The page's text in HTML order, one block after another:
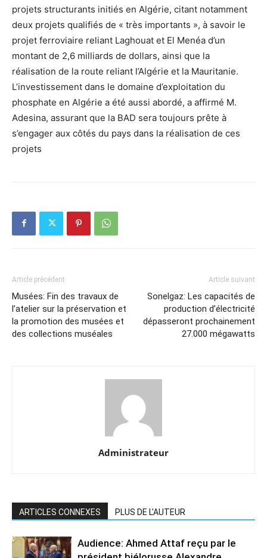
projets structurants initiés en Algérie, citant notamment
deux projets qualifiés de « très importants », à savoir le
projet ferroviaire reliant Laghouat et El Menéa d’un
montant de 2,6 milliards de dollars, ainsi que la
réalisation de la route reliant l’Algérie et la Mauritanie.
L’investissement dans le domaine d’exploitation du
phosphate en Algérie a été aussi abordé, a affirmé M.
Adesina, assurant que la BAD sera toujours prête à
s’engager aux côtés du pays dans la réalisation de ces
projets
Article précédent
Musées: Fin des travaux de
l’atelier sur la préservation et
la promotion des musées et
des collections muséales
Article suivant
Sonelgaz: Les capacités de
production d’électricité
dépasseront prochainement
27.000 mégawatts
Administrateur
ARTICLES CONNEXES PLUS DE L'AUTEUR
Audience: Ahmed Attaf reçu par le